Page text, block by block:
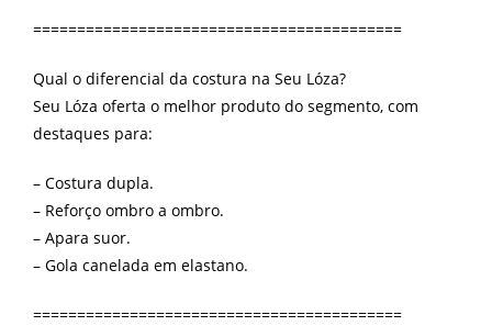
==========================================
Qual o diferencial da costura na Seu Lóza?
Seu Lóza oferta o melhor produto do segmento, com
destaques para:
– Costura dupla.
– Reforço ombro a ombro.
– Apara suor.
– Gola canelada em elastano.
==========================================